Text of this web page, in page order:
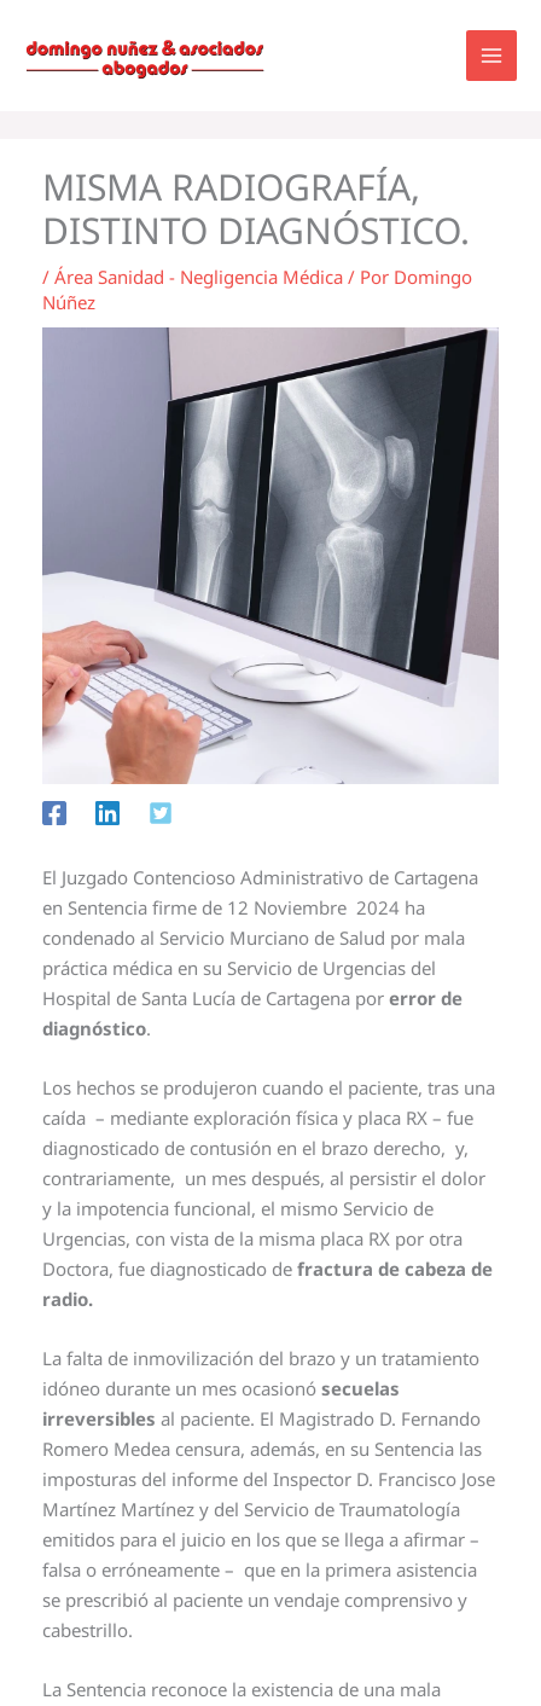
contenido
MISMA RADIOGRAFÍA,
DISTINTO DIAGNÓSTICO.
/ Área Sanidad - Negligencia Médica / Por Domingo
Núñez
El Juzgado Contencioso Administrativo de Cartagena
en Sentencia firme de 12 Noviembre 2024 ha
condenado al Servicio Murciano de Salud por mala
práctica médica en su Servicio de Urgencias del
Hospital de Santa Lucía de Cartagena por error de
diagnóstico.
Los hechos se produjeron cuando el paciente, tras una
caída – mediante exploración física y placa RX – fue
diagnosticado de contusión en el brazo derecho, y,
contrariamente, un mes después, al persistir el dolor
y la impotencia funcional, el mismo Servicio de
Urgencias, con vista de la misma placa RX por otra
Doctora, fue diagnosticado de fractura de cabeza de
radio.
La falta de inmovilización del brazo y un tratamiento
idóneo durante un mes ocasionó secuelas
irreversibles al paciente. El Magistrado D. Fernando
Romero Medea censura, además, en su Sentencia las
imposturas del informe del Inspector D. Francisco Jose
Martínez Martínez y del Servicio de Traumatología
emitidos para el juicio en los que se llega a afirmar –
falsa o erróneamente – que en la primera asistencia
se prescribió al paciente un vendaje comprensivo y
cabestrillo.
La Sentencia reconoce la existencia de una mala